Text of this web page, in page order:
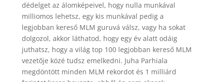
dédelget az álomképeivel, hogy nulla munkával
milliomos lehetsz, egy kis munkával pedig a
legjobban kereső MLM guruvá válsz, vagy ha sokat
dolgozol, akkor láthatod, hogy egy év alatt odáig
juthatsz, hogy a világ top 100 legjobban kereső MLM
vezetője közé tudsz emelkedni. Juha Parhiala
megdöntött minden MLM rekordot és 1 milliárd